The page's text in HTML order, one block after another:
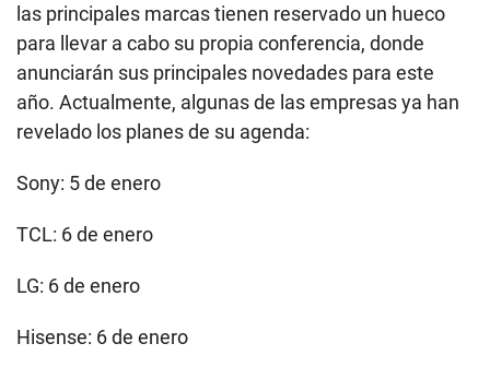
las principales marcas tienen reservado un hueco
para llevar a cabo su propia conferencia, donde
anunciarán sus principales novedades para este
año. Actualmente, algunas de las empresas ya han
revelado los planes de su agenda:
Sony: 5 de enero
TCL: 6 de enero
LG: 6 de enero
Hisense: 6 de enero